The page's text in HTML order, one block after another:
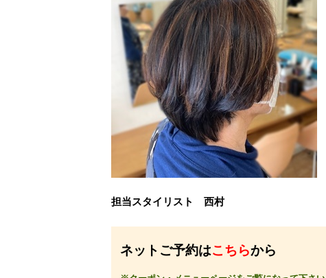
担当スタイリスト 西村
ネットご予約はこちらから